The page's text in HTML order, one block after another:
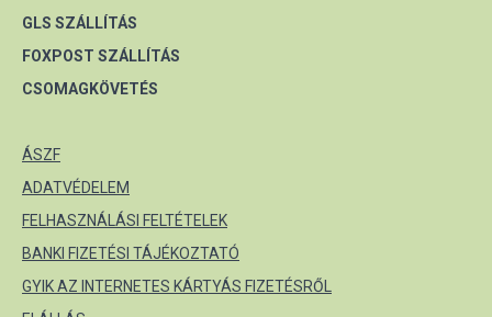
GLS SZÁLLÍTÁS
FOXPOST SZÁLLÍTÁS
CSOMAGKÖVETÉS
ÁSZF
ADATVÉDELEM
FELHASZNÁLÁSI FELTÉTELEK
BANKI FIZETÉSI TÁJÉKOZTATÓ
GYIK AZ INTERNETES KÁRTYÁS FIZETÉSRŐL